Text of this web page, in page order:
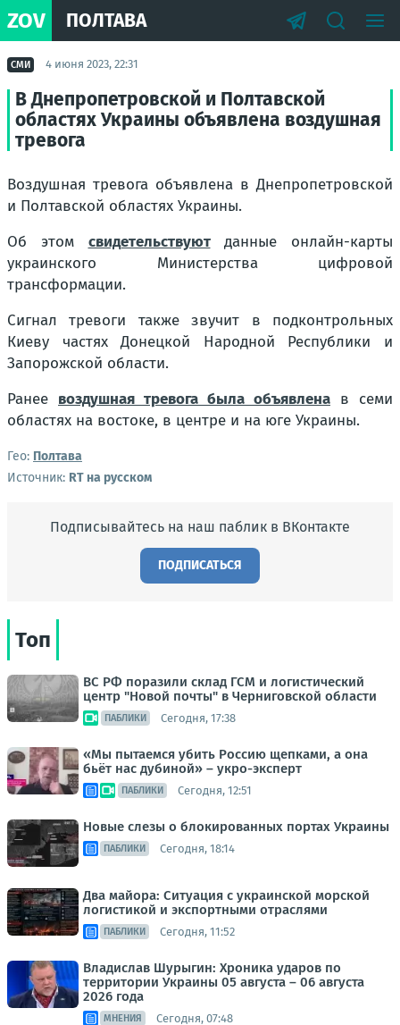
ZOV ПОЛТАВА
СМИ 4 июня 2023, 22:31
В Днепропетровской и Полтавской
областях Украины объявлена воздушная
тревога
Воздушная тревога объявлена в Днепропетровской
и Полтавской областях Украины.
Об этом свидетельствуютданные онлайн-карты
украинского Министерства цифровой
трансформации.
Сигнал тревоги также звучит в подконтрольных
Киеву частях Донецкой Народной Республики и
Запорожской области.
Ранее воздушная тревога была объявлена в семи
областях на востоке, в центре и на юге Украины.
Гео: Полтава
Источник: RT на русском
Подписывайтесь на наш паблик в ВКонтакте
ПОДПИСАТЬСЯ
Топ
ВС РФ поразили склад ГСМ и логистический
центр "Новой почты" в Черниговской области
ПАБЛИКИ Сегодня, 17:38
«Мы пытаемся убить Россию щепками, а она
бьёт нас дубиной» – укро-эксперт
ПАБЛИКИ Сегодня, 12:51
Новые слезы о блокированных портах Украины
ПАБЛИКИ Сегодня, 18:14
Два майора: Ситуация с украинской морской
логистикой и экспортными отраслями
ПАБЛИКИ Сегодня, 11:52
Владислав Шурыгин: Хроника ударов по
территории Украины 05 августа – 06 августа
2026 года
МНЕНИЯ Сегодня, 07:48